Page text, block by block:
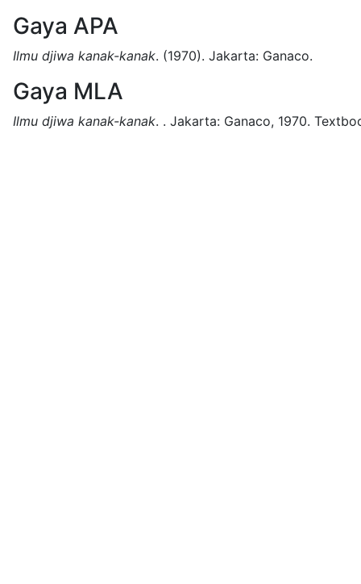
Gaya APA
Ilmu djiwa kanak-kanak. (1970). Jakarta: Ganaco.
Gaya MLA
Ilmu djiwa kanak-kanak. . Jakarta: Ganaco, 1970.